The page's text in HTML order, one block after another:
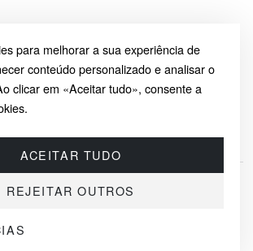
para melhorar a sua experiência de
conteúdo personalizado e analisar o
clicar em «Aceitar tudo», consente a
ACEITAR TUDO
REJEITAR OUTROS
seg – sex 8:00 – 16:00 (UTC+2)
KESKLINNA LINNAOSA, AHTRI TN 12, 10151, TALLINN,